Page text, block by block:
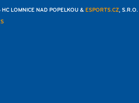
LOMNICE NAD POPELKOU & ESPORTS.CZ, S.R.O.